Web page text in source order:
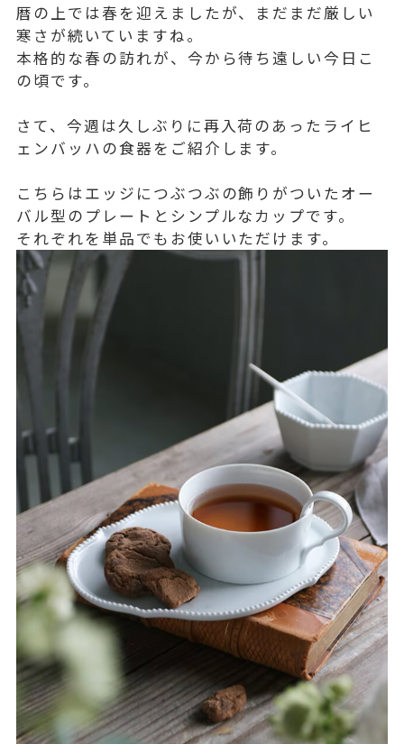
暦の上では春を迎えましたが、まだまだ厳しい
寒さが続いていますね。
本格的な春の訪れが、今から待ち遠しい今日こ
の頃です。
さて、今週は久しぶりに再入荷のあったライヒ
ェンバッハの食器をご紹介します。
こちらはエッジにつぶつぶの飾りがついたオー
バル型のプレートとシンプルなカップです。
それぞれを単品でもお使いいただけます。